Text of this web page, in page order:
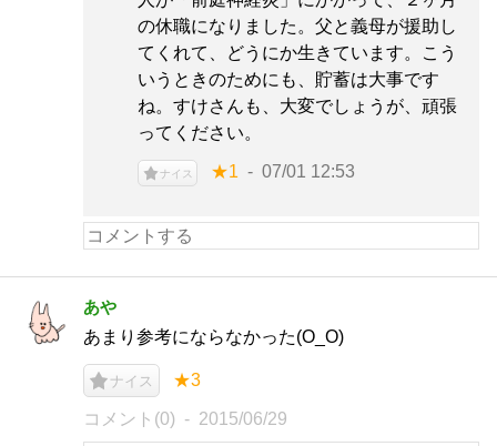
の休職になりました。父と義母が援助し
てくれて、どうにか生きています。こう
いうときのためにも、貯蓄は大事です
ね。すけさんも、大変でしょうが、頑張
ってください。
ナイス ★1 07/01 12:53
あや
あまり参考にならなかった(O_O)
ナイス ★3
コメント(0) 2015/06/29